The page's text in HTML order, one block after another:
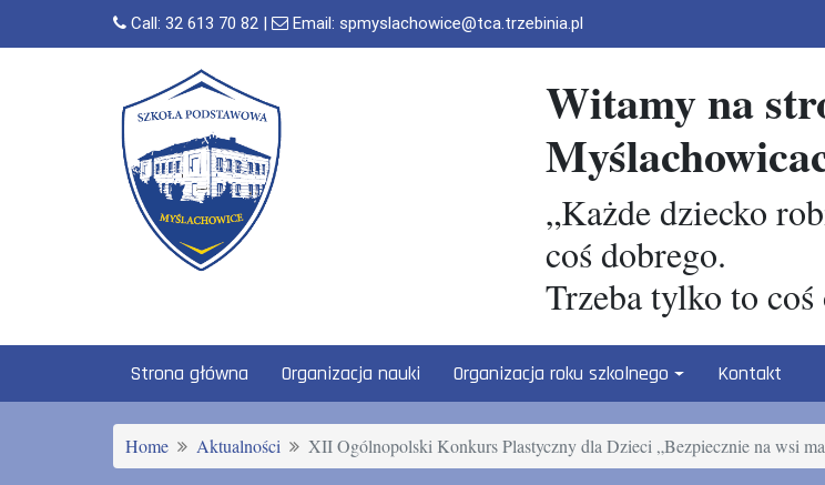
to
Call: 32 613 70 82 | Email: spmyslachowice@tca.trzebinia.pl
Witamy na
„Każde dziecko
coś dobrego.
Trzeba tylko to
Strona główna Organizacja nauki Organizacja roku szkolnego Kontakt
Home Aktualności XII Ogólnopolski Konkurs Plastyczny dla Dzieci „Bezpiecznie na wsi